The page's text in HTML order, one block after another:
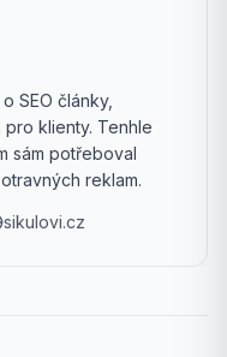
SEO články,
klienty. Tenhle
sám potřeboval
reklam.
sikulovi.cz